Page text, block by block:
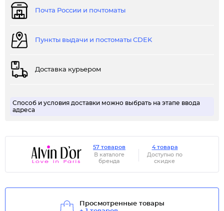
Почта России и почтоматы
Пункты выдачи и постоматы CDEK
Доставка курьером
Способ и условия доставки можно выбрать на этапе ввода
адреса
57 товаров
В каталоге
бренда
4 товара
Доступно по
скидке
Просмотренные товары